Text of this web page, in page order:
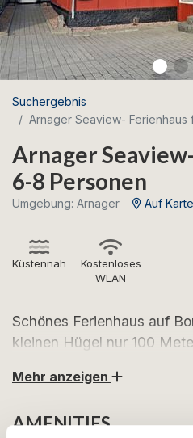
Suchergebnis
Arnager Seaview- Ferienhaus
Arnager
6-8 Personen
Umgebung: Arnager Auf
Küstennah
Kostenloses
WLAN
Schönes Ferienhaus auf
kleinen Hügel nur 100
Diese 126 Quadratmeter
Juwel für alle, die Wert auf
Mehr anzeigen
AMENITIES